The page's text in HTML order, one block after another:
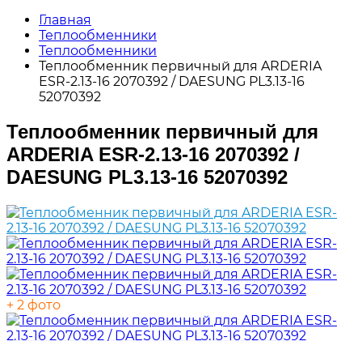
Главная
Теплообменники
Теплообменники
Теплообменник первичный для ARDERIA
ESR-2.13-16 2070392 / DAESUNG PL3.13-16
52070392
Теплообменник первичный для
ARDERIA ESR-2.13-16 2070392 /
DAESUNG PL3.13-16 52070392
+ 2 фото